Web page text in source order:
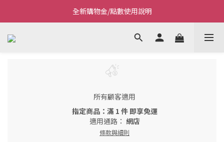
Welcome~私藏生活~
全新購物金/點數使用說明
Welcome~私藏生活~
所有顧客適用
指定商品：滿 1 件 即享免運
適用通路： 網店
條款與細則